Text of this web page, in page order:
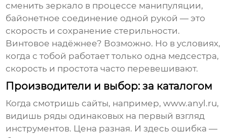
сменить зеркало в процессе манипуляции,
байонетное соединение одной рукой — это
скорость и сохранение стерильности.
Винтовое надёжнее? Возможно. Но в условиях,
когда с тобой работает только одна медсестра,
скорость и простота часто перевешивают.
Производители и выбор: за каталогом
Когда смотришь сайты, например,www.anyl.ru,
видишь ряды одинаковых на первый взгляд
инструментов. Цена разная. И здесь ошибка —